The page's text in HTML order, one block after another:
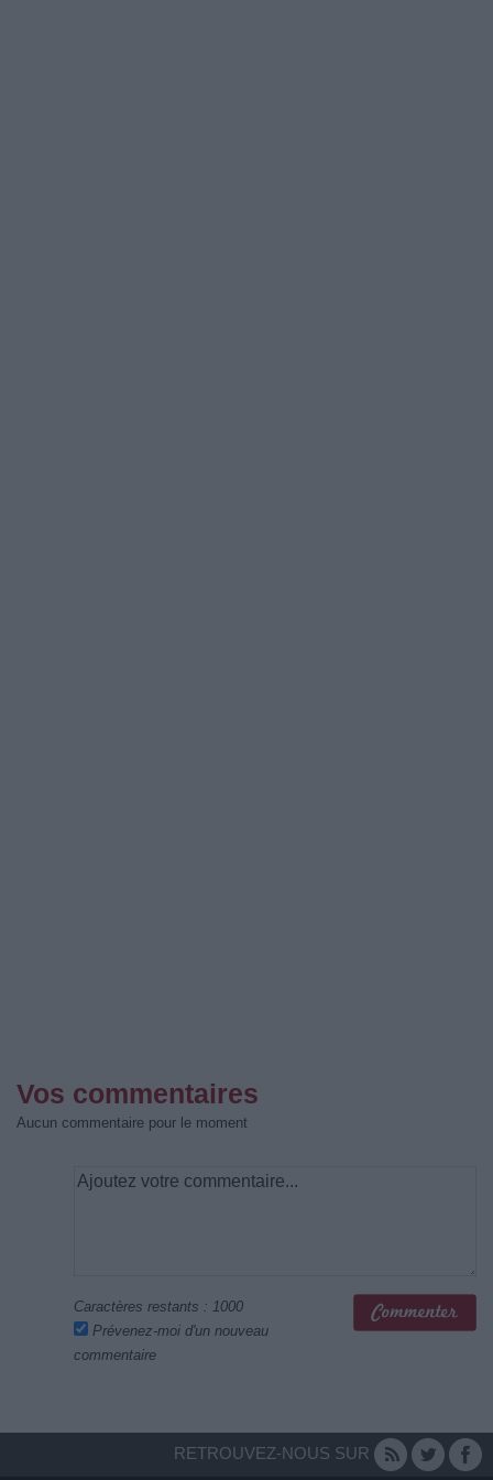
Vos commentaires
Aucun commentaire pour le moment
Caractères restants : 1000
Prévenez-moi d'un nouveau
commentaire
RETROUVEZ-NOUS SUR